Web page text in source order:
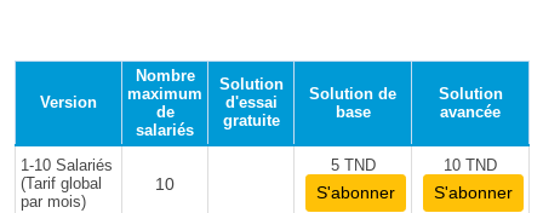
Version
Nombre
maximum
de
salariés
Solution
d'essai
gratuite
Solution de
base
Solution
avancée
1-10 Salariés
(Tarif global
par mois)
10
5 TND
S'abonner
10 TND
S'abonner